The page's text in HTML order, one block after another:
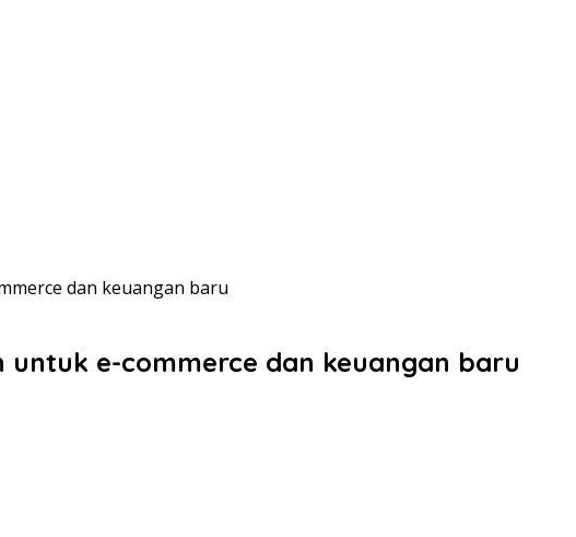
dan keuangan baru
e-commerce dan keuangan baru